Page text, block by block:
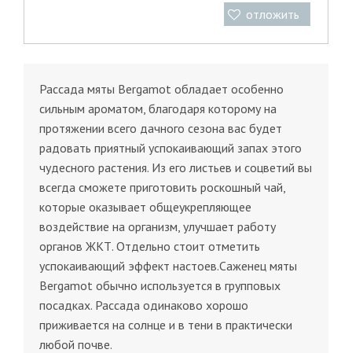
отложить
Рассада мяты Bergamot обладает особенно
сильным ароматом, благодаря которому на
протяжении всего дачного сезона вас будет
радовать приятный успокаивающий запах этого
чудесного растения. Из его листьев и соцветий вы
всегда сможете приготовить роскошный чай,
которые оказывает общеукрепляющее
воздействие на организм, улучшает работу
органов ЖКТ. Отдельно стоит отметить
успокаивающий эффект настоев.Саженец мяты
Bergamot обычно используется в групповых
посадках. Рассада одинаково хорошо
приживается на солнце и в тени в практически
любой почве.